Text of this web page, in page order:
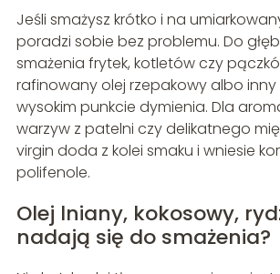
Jeśli smażysz krótko i na
poradzi sobie bez problemu. Do
smażenia frytek, kotletów czy
rafinowany olej rzepakowy albo
wysokim punkcie dymienia. Dla
warzyw z patelni czy delikatnego
virgin doda z kolei smaku i wniesie
polifenole.
Olej lniany, kokosowy,
nadają się do smażenia?